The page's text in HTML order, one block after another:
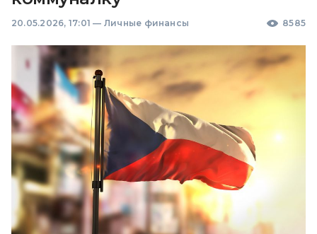
20.05.2026, 17:01 — Личные финансы 8585